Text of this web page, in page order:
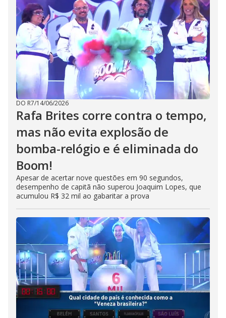
DO R7/14/06/2026
Rafa Brites corre contra o tempo,
mas não evita explosão de
bomba-relógio e é eliminada do
Boom!
Apesar de acertar nove questões em 90 segundos,
desempenho de capitã não superou Joaquim Lopes, que
acumulou R$ 32 mil ao gabaritar a prova